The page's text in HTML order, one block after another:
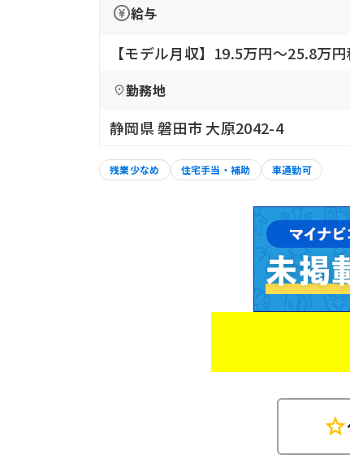
給与
【モデル月収】19.5万円〜25.8万
勤務地
静岡県 磐田市 大原2042-4
残業少なめ 住宅手当・補助 車通勤可
star